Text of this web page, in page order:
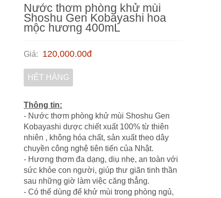
Nước thơm phòng khử mùi
Shoshu Gen Kobayashi hoa
mộc hương 400mL
Giá: 120,000.00đ
HẾT HÀNG
Thông tin:
- Nước thơm phòng khử mùi Shoshu Gen
Kobayashi dược chiết xuất 100% từ thiên
nhiên , không hóa chất, sản xuất theo dây
chuyền công nghệ tiên tiến của Nhật.
- Hương thơm đa dạng, diụ nhẹ, an toàn với
sức khỏe con người, giúp thư giãn tinh thần
sau những giờ làm việc căng thẳng.
- Có thể dùng để khử mùi trong phòng ngủ,